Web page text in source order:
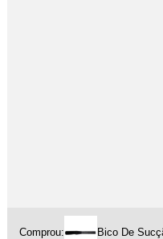
Comprou: Bico De